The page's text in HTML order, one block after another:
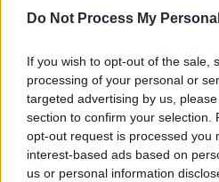
Do Not Process My
If you wish to opt-out of the sale,
processing of your personal or
targeted advertising by us,
section to confirm your selection.
opt-out request is processed you
interest-based ads based on
us or personal information
Γιατρός σε νοσοκομείο (AP Photo)